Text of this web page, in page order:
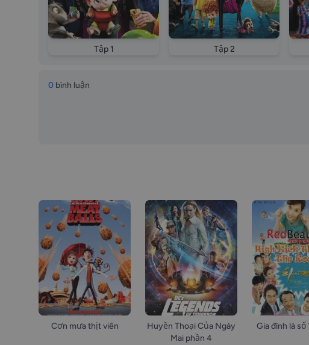
Tập 1 Tập 2
0 bình luận
Cơn mưa thịt viên
Huyền Thoại Của Ngày
Mai phần 4
Gia đình là số